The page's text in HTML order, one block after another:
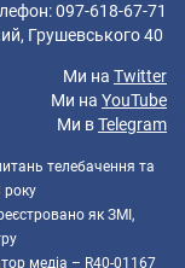
097-618-67-71
Грушевського 40
Ми на Twitter
Ми на YouTube
Ми вTelegram
телебачення та
року
як ЗМІ,
медіа – R40-01167